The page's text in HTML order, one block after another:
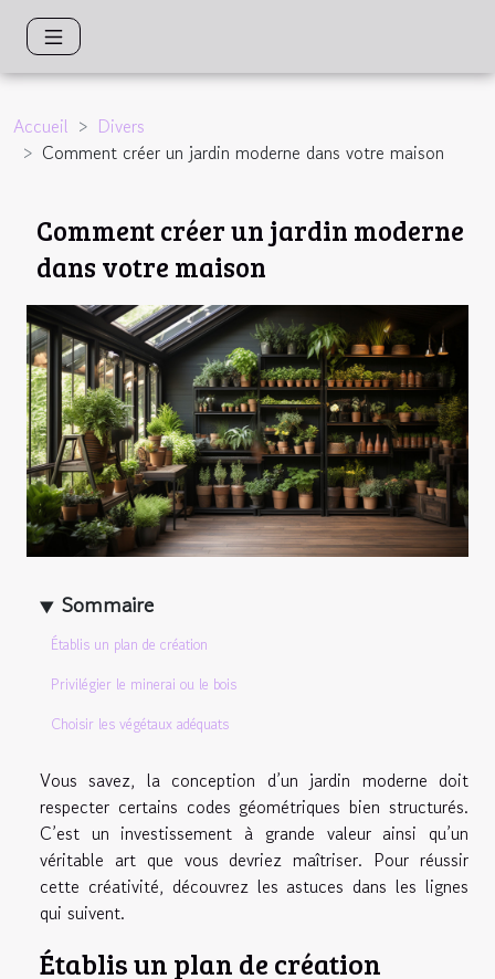
Accueil
Divers
Comment créer un jardin moderne dans votre maison
Comment créer un jardin moderne
dans votre maison
Sommaire
Établis un plan de création
Privilégier le minerai ou le bois
Choisir les végétaux adéquats
Vous savez, la conception d’un jardin moderne doit
respecter certains codes géométriques bien structurés.
C’est un investissement à grande valeur ainsi qu’un
véritable art que vous devriez maîtriser. Pour réussir
cette créativité, découvrez les astuces dans les lignes
qui suivent.
Établis un plan de création